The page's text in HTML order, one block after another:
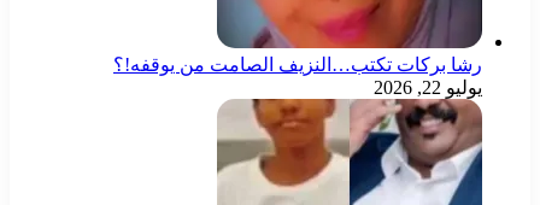
رشا بركات تكتب…النزيف الصامت من يوقفه!؟
يوليو 22, 2026